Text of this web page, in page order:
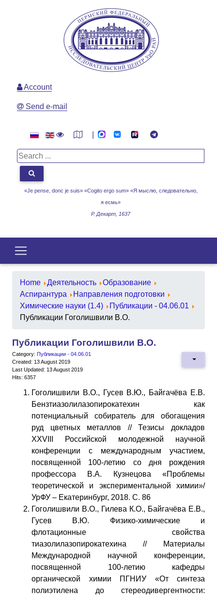
«Je pense, donc je suis» «Cogito ergo sum» «Я мыслю, следовательно,
я есмь»
Р. Декарт, 1637
Account
Send e-mail
Home Деятельность
Образование
Аспирантура
Направления подготовки
Химические науки (1.4)
Публикации - 04.06.01
Публикации Гоголишвили В.О.
Публикации Гоголишвили В.О.
Category: Публикации - 04.06.01
Created: 13 August 2019
Last Updated: 13 August 2019
Hits: 6357
Гоголишвили В.О., Гусев В.Ю., Байгачёва Е.В.
Бензтиазолилазопирокатехин как
потенциальный собиратель для обогащения
руд цветных металлов // Тезисы докладов
XXVIII Российской молодежной научной
конференции с международным участием,
посвященной 100-летию со дня рождения
профессора В.А. Кузнецова «Проблемы
теоретической и экспериментальной химии»/
УрФУ – Екатеринбург, 2018. С. 86
Гоголишвили В.О., Гилева К.О., Байгачёва Е.В.,
Гусев В.Ю. Физико-химические и
флотационные свойства
тиазолилазопирокатехина // Материалы
Международной научной конференции,
посвященной 100-летию кафедры
органической химии ПГНИУ «От синтеза
полиэтилена до стереодивергентности: